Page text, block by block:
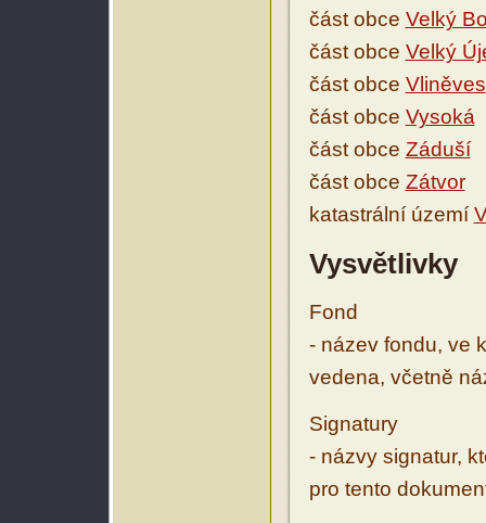
část obce Velký
část obce Velký
část obce Vliněves
část obce Vysoká
část obce Záduší
část obce Zátvor
katastrální území
Vysvětlivky
Fond
- název fondu, ve
vedena, včetně
Signatury
- názvy signatur,
pro tento